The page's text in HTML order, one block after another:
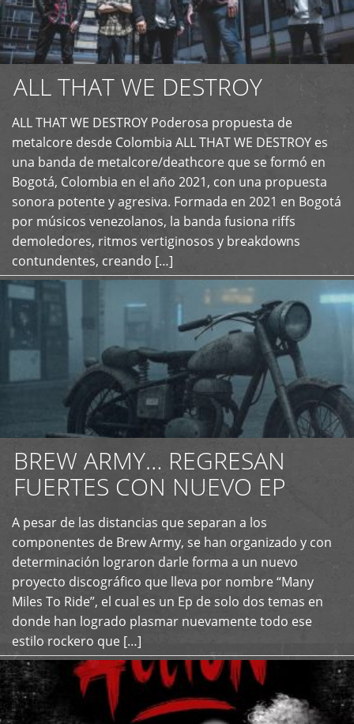
ALL THAT WE DESTROY
ALL THAT WE DESTROY Poderosa propuesta de
metalcore desde Colombia ALL THAT WE DESTROY es
una banda de metalcore/deathcore que se formó en
Bogotá, Colombia en el año 2021, con una propuesta
sonora potente y agresiva. Formada en 2021 en Bogotá
por músicos venezolanos, la banda fusiona riffs
demoledores, ritmos vertiginosos y breakdowns
contundentes, creando […]
+
BREW ARMY… REGRESAN
FUERTES CON NUEVO EP
A pesar de las distancias que separan a los
componentes de Brew Army, se han organizado y con
determinación lograron darle forma a un nuevo
proyecto discográfico que lleva por nombre “Many
Miles To Ride”, el cual es un Ep de solo dos temas en
donde han logrado plasmar nuevamente todo ese
estilo rockero que […]
+